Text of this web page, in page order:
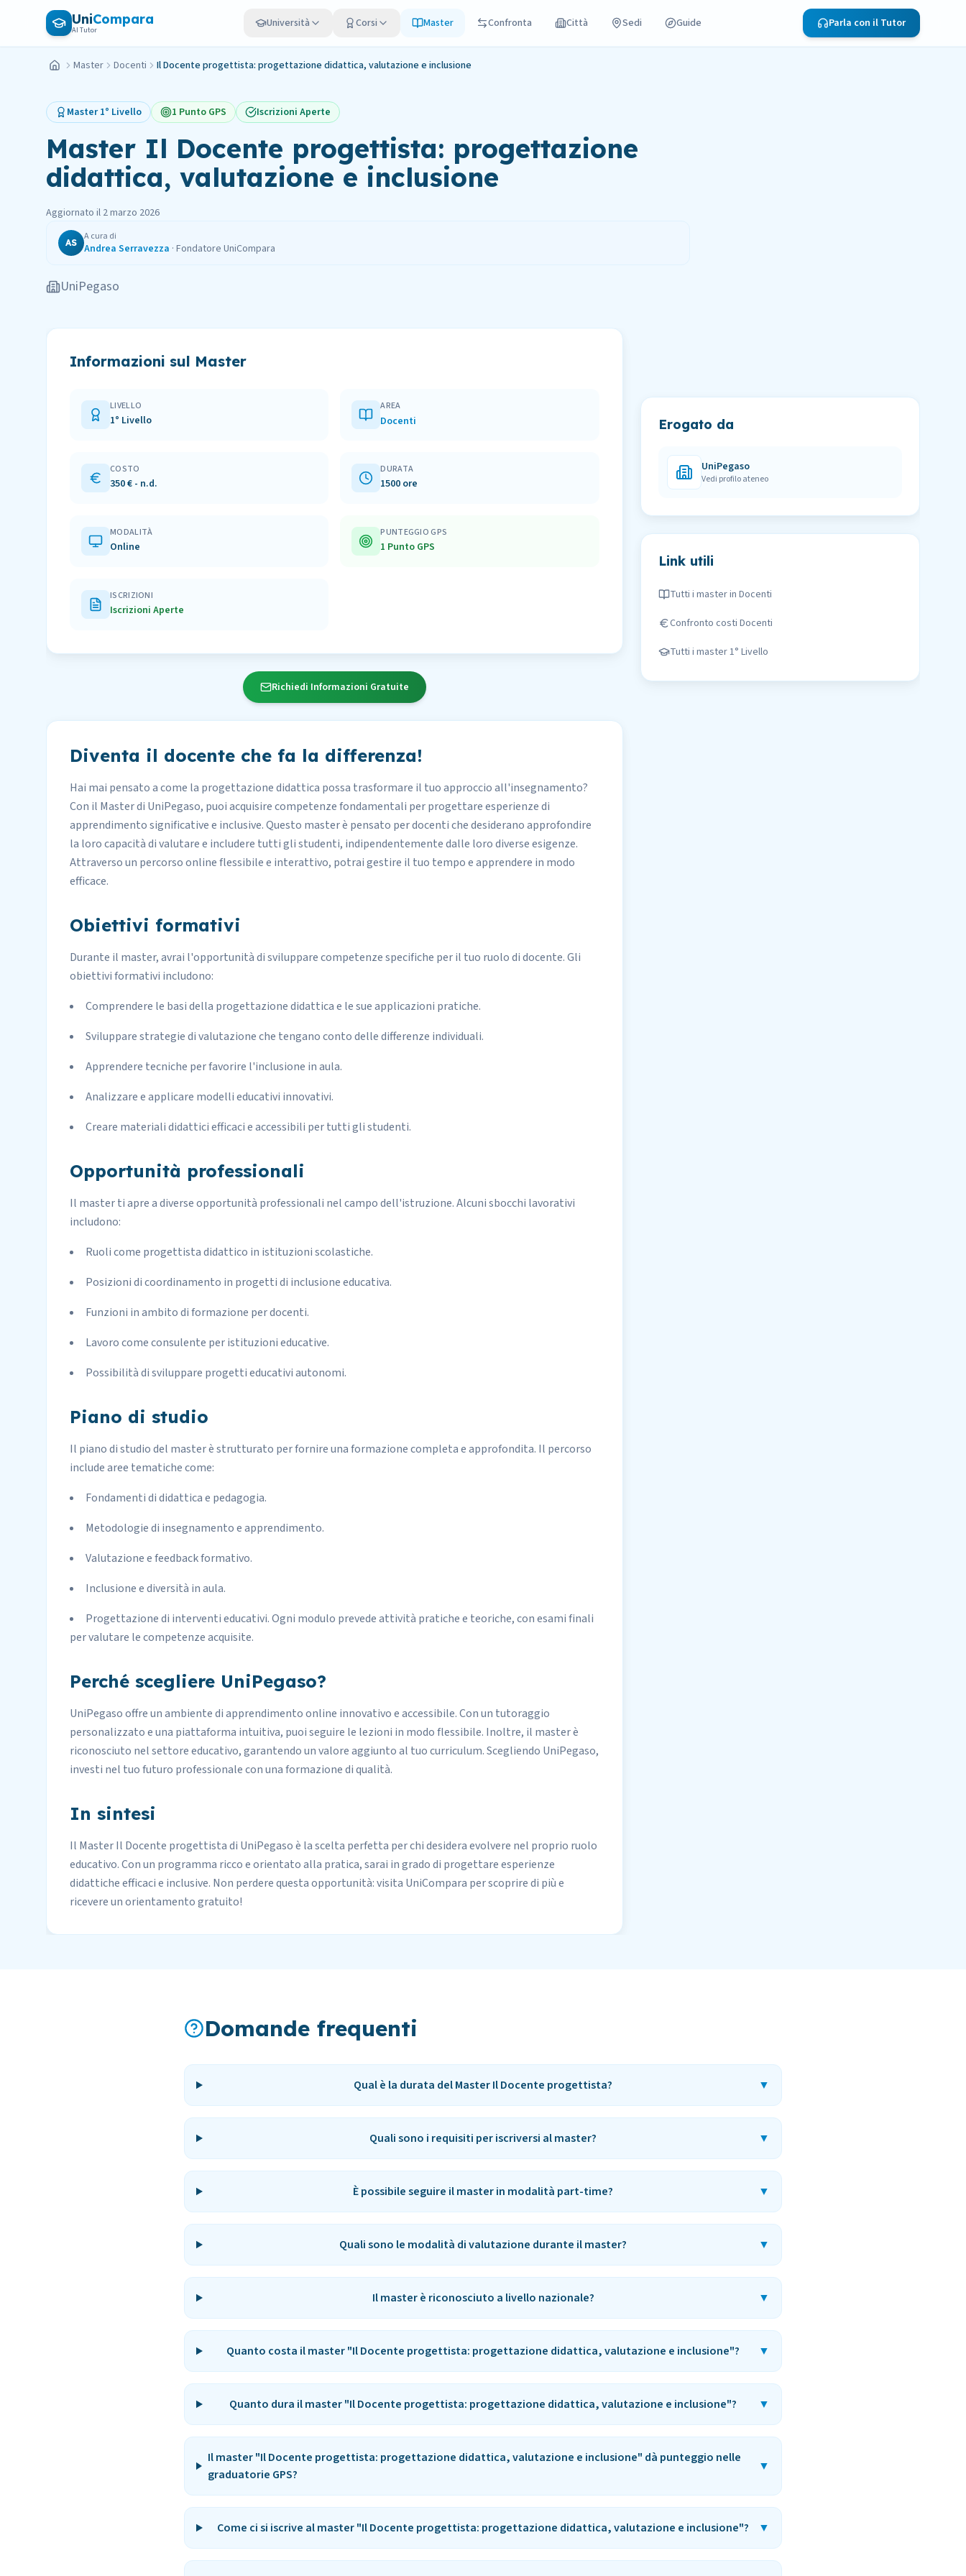
Vai al contenuto principale
UniCompara
AI Tutor Università Corsi Master Confronta Città Sedi Guide Parla con il Tutor
Home Master Docenti Il Docente progettista: progettazione didattica, valutazione e inclusione
Master1° Livello 1 Punto GPS Iscrizioni Aperte
Master Il Docente progettista: progettazione
didattica, valutazione e inclusione
Aggiornato il 2 marzo 2026
AS
A cura di
Andrea Serravezza · Fondatore UniCompara
UniPegaso
Informazioni sul Master
LIVELLO
1° Livello
AREA
Docenti
COSTO
350 € - n.d.
DURATA
1500 ore
MODALITÀ
Online
PUNTEGGIO GPS
1 Punto GPS
ISCRIZIONI
Iscrizioni Aperte
Richiedi Informazioni Gratuite
Diventa il docente che fa la differenza!
Hai mai pensato a come la progettazione didattica possa trasformare il tuo approccio all'insegnamento?
Con il Master di UniPegaso, puoi acquisire competenze fondamentali per progettare esperienze di
apprendimento significative e inclusive. Questo master è pensato per docenti che desiderano approfondire
la loro capacità di valutare e includere tutti gli studenti, indipendentemente dalle loro diverse esigenze.
Attraverso un percorso online flessibile e interattivo, potrai gestire il tuo tempo e apprendere in modo
efficace.
Obiettivi formativi
Durante il master, avrai l'opportunità di sviluppare competenze specifiche per il tuo ruolo di docente. Gli
obiettivi formativi includono:
Comprendere le basi della progettazione didattica e le sue applicazioni pratiche.
Sviluppare strategie di valutazione che tengano conto delle differenze individuali.
Apprendere tecniche per favorire l'inclusione in aula.
Analizzare e applicare modelli educativi innovativi.
Creare materiali didattici efficaci e accessibili per tutti gli studenti.
Opportunità professionali
Il master ti apre a diverse opportunità professionali nel campo dell'istruzione. Alcuni sbocchi lavorativi
includono:
Ruoli come progettista didattico in istituzioni scolastiche.
Posizioni di coordinamento in progetti di inclusione educativa.
Funzioni in ambito di formazione per docenti.
Lavoro come consulente per istituzioni educative.
Possibilità di sviluppare progetti educativi autonomi.
Piano di studio
Il piano di studio del master è strutturato per fornire una formazione completa e approfondita. Il percorso
include aree tematiche come:
Fondamenti di didattica e pedagogia.
Metodologie di insegnamento e apprendimento.
Valutazione e feedback formativo.
Inclusione e diversità in aula.
Progettazione di interventi educativi. Ogni modulo prevede attività pratiche e teoriche, con esami finali
per valutare le competenze acquisite.
Perché scegliere UniPegaso?
UniPegaso offre un ambiente di apprendimento online innovativo e accessibile. Con un tutoraggio
personalizzato e una piattaforma intuitiva, puoi seguire le lezioni in modo flessibile. Inoltre, il master è
riconosciuto nel settore educativo, garantendo un valore aggiunto al tuo curriculum. Scegliendo UniPegaso,
investi nel tuo futuro professionale con una formazione di qualità.
In sintesi
Il Master Il Docente progettista di UniPegaso è la scelta perfetta per chi desidera evolvere nel proprio ruolo
educativo. Con un programma ricco e orientato alla pratica, sarai in grado di progettare esperienze
didattiche efficaci e inclusive. Non perdere questa opportunità: visita UniCompara per scoprire di più e
ricevere un orientamento gratuito!
Erogato da
UniPegaso
Vedi profilo ateneo
Link utili
Tutti i master in Docenti
Confronto costi Docenti
Tutti i master1° Livello
Domande frequenti
Qual è la durata del Master Il Docente progettista? ▼
Quali sono i requisiti per iscriversi al master? ▼
È possibile seguire il master in modalità part-time? ▼
Quali sono le modalità di valutazione durante il master? ▼
Il master è riconosciuto a livello nazionale? ▼
Quanto costa il master "Il Docente progettista: progettazione didattica, valutazione e inclusione"? ▼
Quanto dura il master "Il Docente progettista: progettazione didattica, valutazione e inclusione"? ▼
Il master "Il Docente progettista: progettazione didattica, valutazione e inclusione" dà punteggio nelle
graduatorie GPS?
▼
Come ci si iscrive al master "Il Docente progettista: progettazione didattica, valutazione e inclusione"? ▼